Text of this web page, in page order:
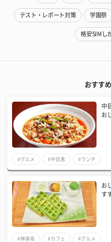
テスト・レポート対策 学園祭
格安SIMし
おすす
中
お
#グルメ #中目黒 #ランチ
お
す
#神楽坂 #カフェ #グルメ